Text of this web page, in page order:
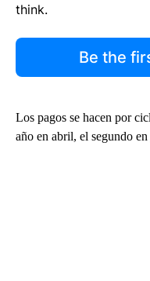
think.
Be the
Los pagos se hacen por
año en abril, el segundo